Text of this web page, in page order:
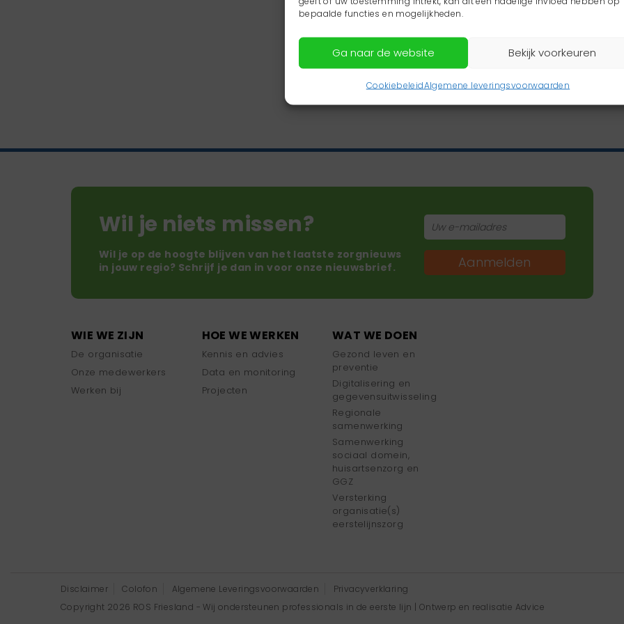
bepaalde functies en mogelijkheden.
Ga naar de website Bekijk voorkeuren
CookiebeleidAlgemene leveringsvoorwaarden
Wil je niets missen?
Wil je op de hoogte blijven van het laatste zorgnieuws
in jouw regio? Schrijf je dan in voor onze nieuwsbrief.
Aanmelden
WIE WE ZIJN
De organisatie
Onze medewerkers
Werken bij
HOE WE WERKEN
Kennis en advies
Data en monitoring
Projecten
WAT WE DOEN
Gezond leven en
preventie
Digitalisering en
gegevensuitwisseling
Regionale
samenwerking
Samenwerking
sociaal domein,
huisartsenzorg en
GGZ
Versterking
organisatie(s)
eerstelijnszorg
Disclaimer Colofon Algemene Leveringsvoorwaarden
Privacyverklaring
Copyright 2026 ROS Friesland - Wij ondersteunen professionals in de eerste lijn | Ontwerp en realisatie Advice